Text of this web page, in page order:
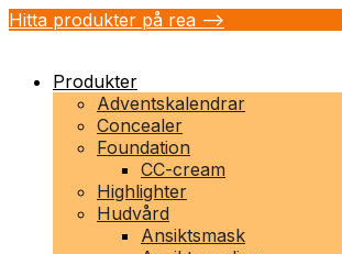
Hitta produkter på rea -->
Produkter
Adventskalendrar
Concealer
Foundation
CC-cream
Highlighter
Hudvård
Ansiktsmask